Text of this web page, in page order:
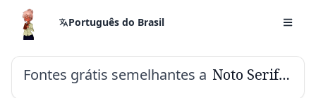
Português do Brasil
Fontes grátis semelhantes a Noto Serif Malayalam